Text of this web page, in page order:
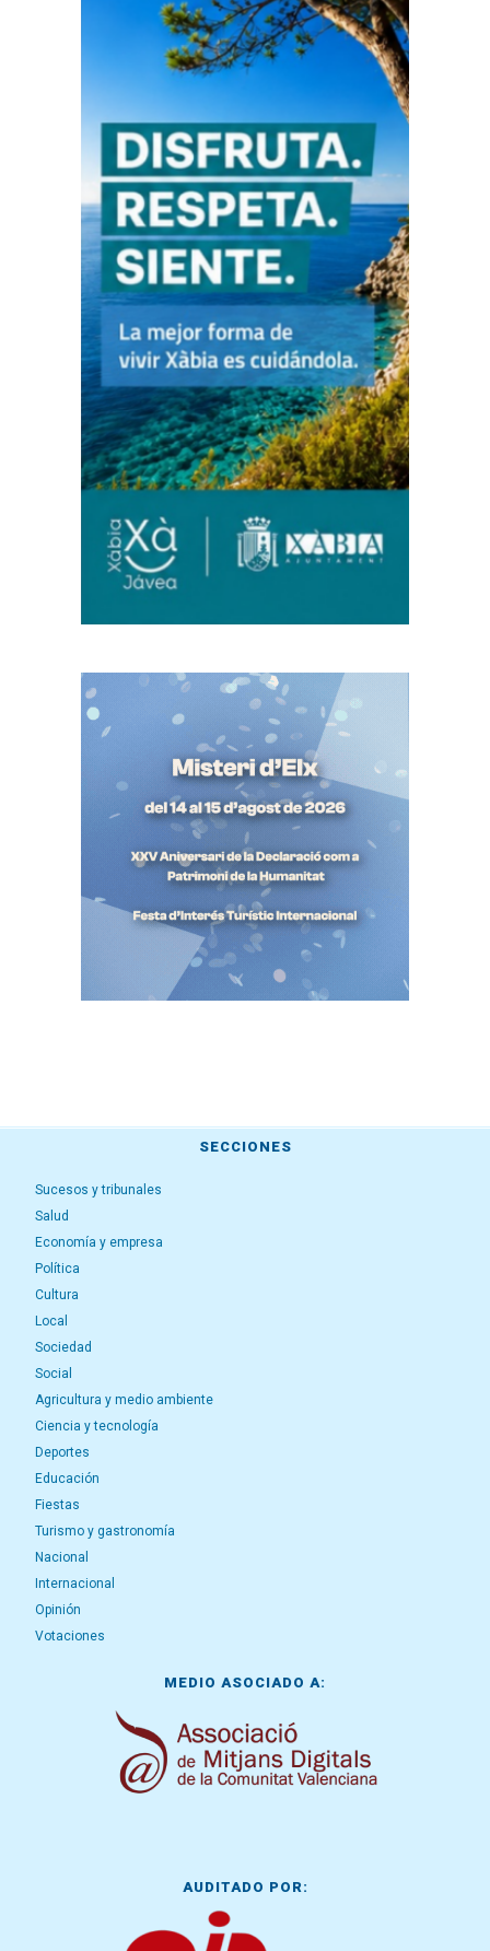
SECCIONES
Sucesos y tribunales
Salud
Economía y empresa
Política
Cultura
Local
Sociedad
Social
Agricultura y medio ambiente
Ciencia y tecnología
Deportes
Educación
Fiestas
Turismo y gastronomía
Nacional
Internacional
Opinión
Votaciones
MEDIO ASOCIADO A:
AUDITADO POR: